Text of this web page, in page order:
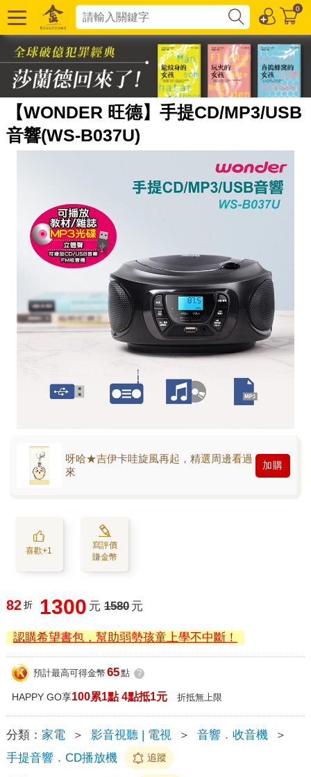
0
【WONDER 旺德】手提CD/MP3/USB
音響(WS-B037U)
呀哈★吉伊卡哇旋風再起，精選周邊看過
來
加購
喜歡+1
寫評價
賺金幣
82 折 1300 元 1580 元
認購希望書包，幫助弱勢孩童上學不中斷！
預計最高可得金幣 65點 ?
HAPPY GO享100累1點 4點抵1元 折抵無上限
分類： 家電 ＞ 影音視聽 | 電視 ＞ 音響．收音機
＞
手提音響．CD播放機
追蹤